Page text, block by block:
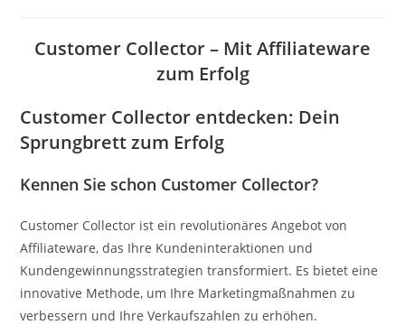
Customer Collector – Mit Affiliateware
zum Erfolg
Customer Collector entdecken: Dein
Sprungbrett zum Erfolg
Kennen Sie schon Customer Collector?
Customer Collector ist ein revolutionäres Angebot von
Affiliateware, das Ihre Kundeninteraktionen und
Kundengewinnungsstrategien transformiert. Es bietet eine
innovative Methode, um Ihre Marketingmaßnahmen zu
verbessern und Ihre Verkaufszahlen zu erhöhen.